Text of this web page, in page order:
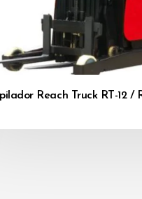
Reach Truck RT-12 /